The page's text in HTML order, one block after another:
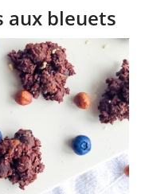
aux bleuets